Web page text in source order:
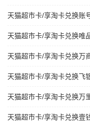
天猫超市卡/享淘卡兑换账
天猫超市卡/享淘卡兑换唯
天猫超市卡/享淘卡兑换万
天猫超市卡/享淘卡兑换飞
天猫超市卡/享淘卡兑换万
天猫超市卡/享淘卡兑换壹